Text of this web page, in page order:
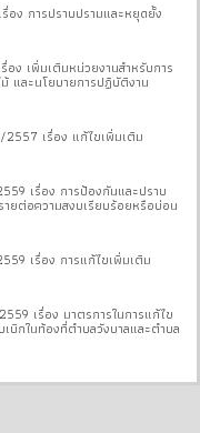
ง การปราบปรามและหยุดยั้ง
ง เพิ่มเติมหน่วยงานสำหรับการ
และนโยบายการปฏิบัติงาน
เรื่อง แก้ไขเพิ่มเติม
เรื่อง การป้องกันและปราบ
ยต่อความสงบเรียบร้อยหรือบ่อน
เรื่อง การแก้ไขเพิ่มเติม
เรื่อง มาตรการในการแก้ไข
บิกในท้องที่ตำบลวังบาลและตำบล